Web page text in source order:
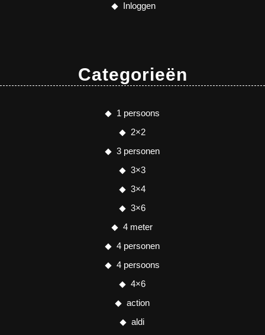
Inloggen
Categorieën
1 persoons
2×2
3 personen
3×3
3×4
3×6
4 meter
4 personen
4 persoons
4×6
action
aldi